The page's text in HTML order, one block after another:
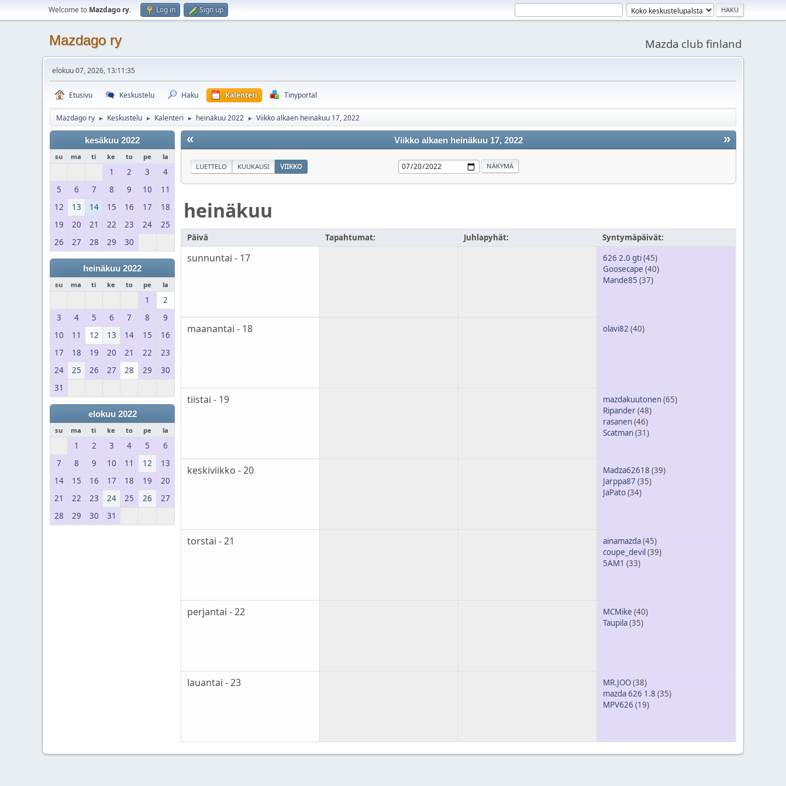
Welcome to Mazdago ry. Log in Sign up
Mazdago ry Mazda club finland
elokuu 07, 2026, 13:11:35
Etusivu Keskustelu Haku Kalenteri Tinyportal
Mazdago ry ► Keskustelu ► Kalenteri ► heinäkuu 2022 ► Viikko alkaen heinäkuu 17, 2022
kesäkuu 2022
su ma ti ke to pe la
1 2 3
4
5
6 7 8 9 10
11
12
13 14 15 16 17
18
19
20 21 22 23 24
25
26
27 28 29 30
heinäkuu 2022
su ma ti ke to pe la
1
2
3
4 5 6 7 8
9
10
11 12 13 14 15
16
17
18 19 20 21 22
23
24
25 26 27 28 29
30
31
elokuu 2022
su ma ti ke to pe la
1 2 3 4 5
6
7
8 9 10 11 12
13
14
15 16 17 18 19
20
21
22 23 24 25 26
27
28
29 30 31
« »
Viikko alkaen heinäkuu 17, 2022
LUETTELO KUUKAUSI VIIKKO
heinäkuu
Päivä Tapahtumat: Juhlapyhät: Syntymäpäivät:
sunnuntai - 17 626 2.0 gti(45)
Goosecape (40)
Mande85 (37)
maanantai - 18 olavi82 (40)
tiistai - 19 mazdakuutonen(65)
Ripander(48)
rasanen(46)
Scatman(31)
keskiviikko - 20 Madza62618 (39)
Jarppa87 (35)
JaPato(34)
torstai - 21 ainamazda(45)
coupe_devil (39)
5AM1 (33)
perjantai - 22 MCMike (40)
Taupila(35)
lauantai - 23 MR.JOO(38)
mazda 626 1.8 (35)
MPV626 (19)